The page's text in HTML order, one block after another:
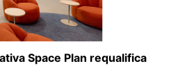
Space Plan requalifica